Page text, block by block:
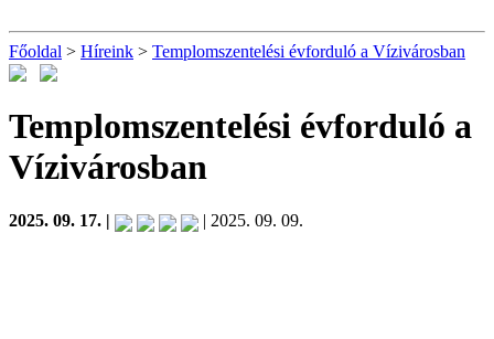
Főoldal > Híreink > Templomszentelési évforduló a Vízivárosban
Templomszentelési évforduló a
Vízivárosban
2025. 09. 17. | | 2025. 09. 09.